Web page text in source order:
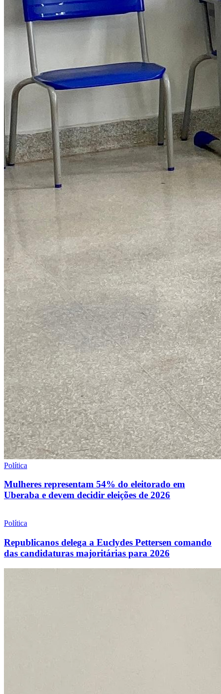
Política
Mulheres representam 54% do eleitorado em
Uberaba e devem decidir eleições de 2026
Política
Republicanos delega a Euclydes Pettersen comando
das candidaturas majoritárias para 2026